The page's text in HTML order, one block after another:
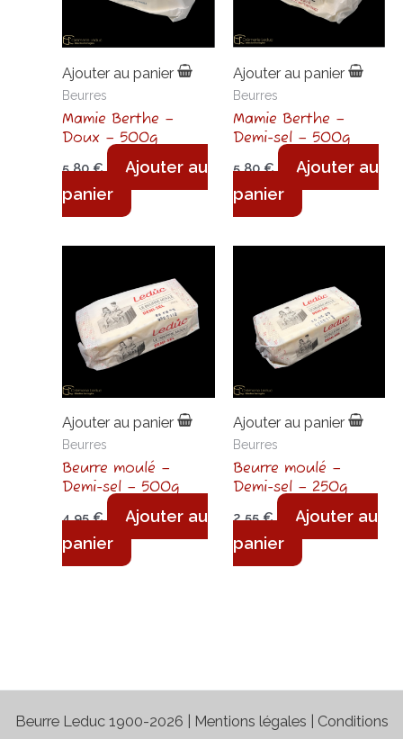
Ajouter au panier
Beurres
Mamie Berthe –
Doux – 500g
5,80€
Ajouter au
panier
Ajouter au panier
Beurres
Mamie Berthe –
Demi-sel – 500g
5,80€
Ajouter au
panier
Ajouter au panier
Beurres
Beurre moulé –
Demi-sel – 500g
4,95€
Ajouter au
panier
Ajouter au panier
Beurres
Beurre moulé –
Demi-sel – 250g
2,55€
Ajouter au
panier
Beurre Leduc 1900-2026 | Mentions légales Conditions